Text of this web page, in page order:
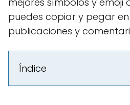
puedes copiar y pegar en
publicaciones y
Índice